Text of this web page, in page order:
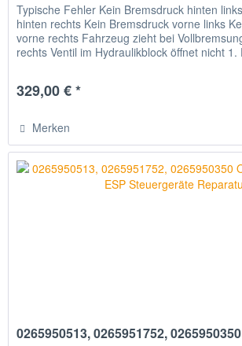
Typische Fehler Kein Bremsdruck hinten
hinten rechts Kein Bremsdruck vorne links
vorne rechts Fahrzeug zieht bei
rechts Ventil im Hydraulikblock öffnet nicht 1.
329,00 € *
Merken
0265950513, 0265951752,